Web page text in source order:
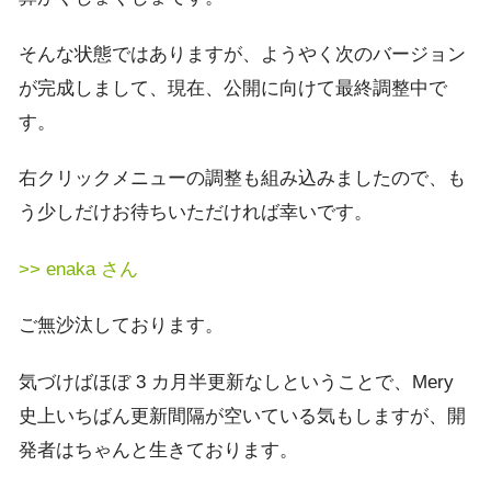
そんな状態ではありますが、ようやく次のバージョン
が完成しまして、現在、公開に向けて最終調整中で
す。
右クリックメニューの調整も組み込みましたので、も
う少しだけお待ちいただければ幸いです。
>> enaka さん
ご無沙汰しております。
気づけばほぼ 3 カ月半更新なしということで、Mery
史上いちばん更新間隔が空いている気もしますが、開
発者はちゃんと生きております。